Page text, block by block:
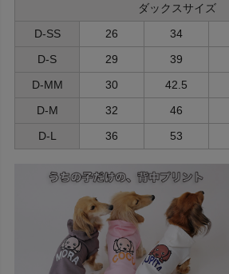
ダックスサイズ
D-SS
26 34
D-S
29 39
D-MM
30 42.5
D-M
32 46
D-L
36 53